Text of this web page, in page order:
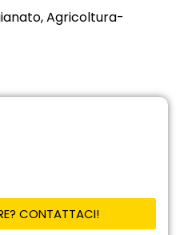
Agricoltura-
CONTATTACI!